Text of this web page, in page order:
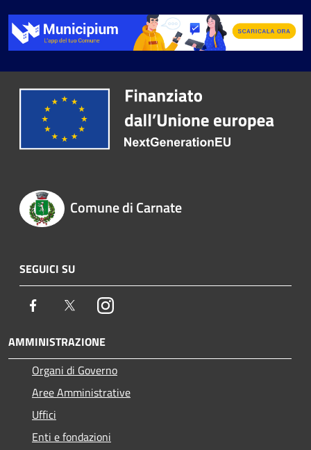
Comune di Carnate
SEGUICI SU
Facebook TwitterInstagram
AMMINISTRAZIONE
Organi di Governo
Aree Amministrative
Uffici
Enti e fondazioni